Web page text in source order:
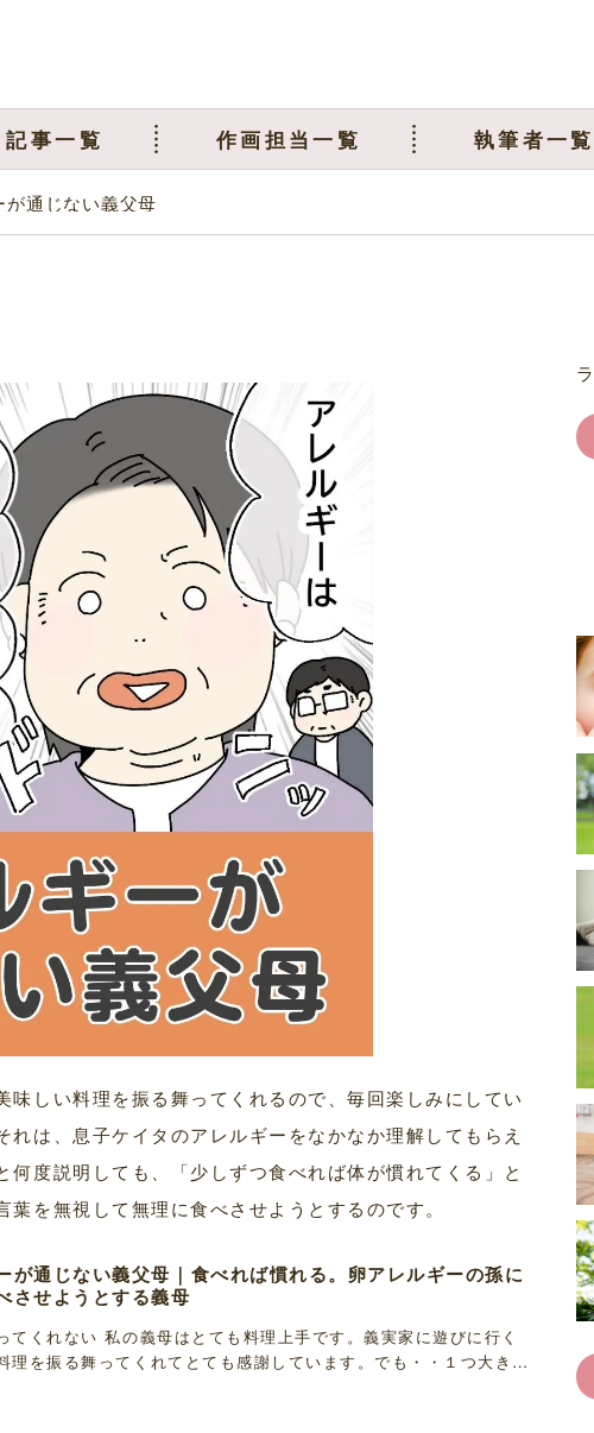
記事一覧 作画担当一覧 執筆者一覧
が通じない義父母
しい料理を振る舞ってくれるので、毎回楽しみにしてい
は、息子ケイタのアレルギーをなかなか理解してもらえ
度説明しても、「少しずつ食べれば体が慣れてくる」と
を無視して無理に食べさせようとするのです。
が通じない義父母｜食べれば慣れる。卵アレルギーの孫に
させようとする義母
てくれない 私の義母はとても料理上手です。義実家に遊びに行く
理を振る舞ってくれてとても感謝しています。でも・・１つ大きな